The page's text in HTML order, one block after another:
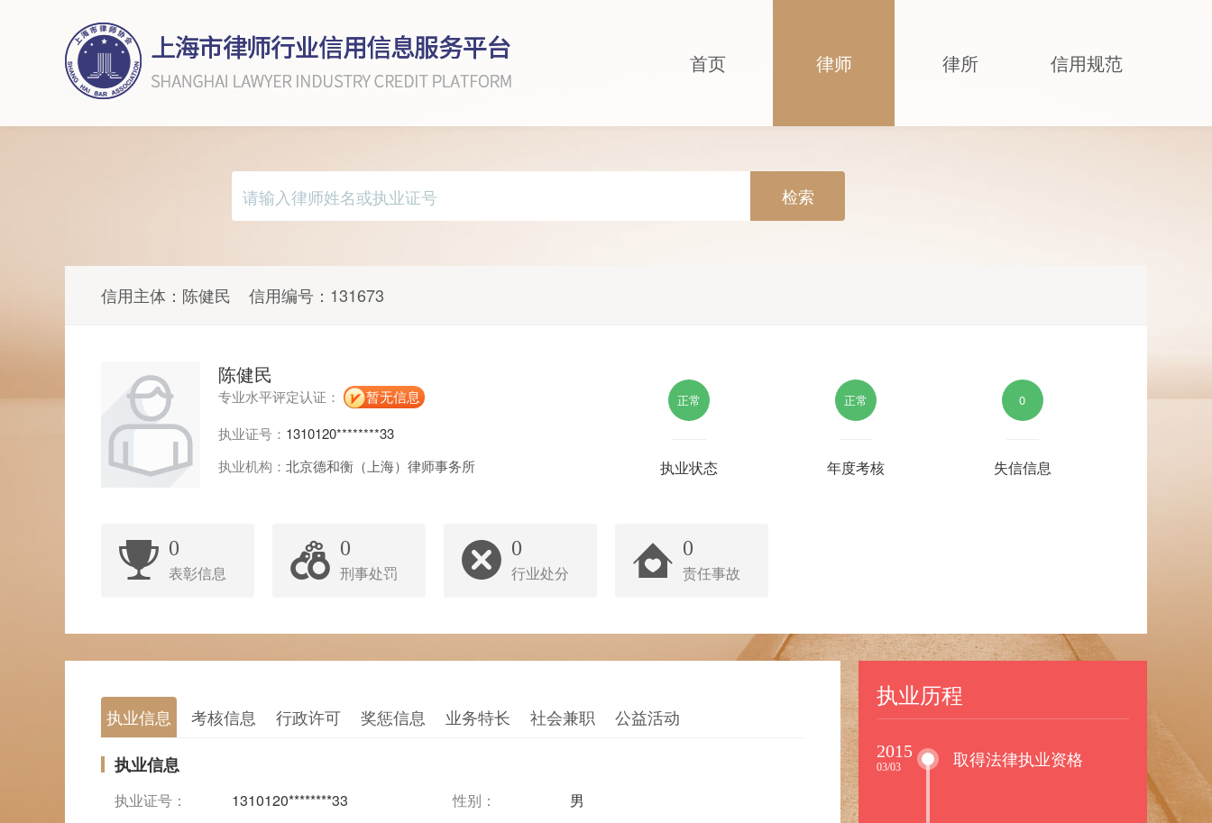
首页 律师 律所 信用规范
检索
信用主体： 陈健民 信用编号： 131673
陈健民
专业水平评定认证：
暂无信息
执业证号： 1310120********33
执业机构： 北京德和衡（上海）律师事务所
正常
执业状态
正常
年度考核
0
失信信息
0
表彰信息
0
刑事处罚
0
行业处分
0
责任事故
执业信息 考核信息 行政许可 奖惩信息 业务特长 社会兼职 公益活动
执业信息
执业证号： 1310120********33 性别：
男
执业历程
2015
03/03 取得法律执业资格